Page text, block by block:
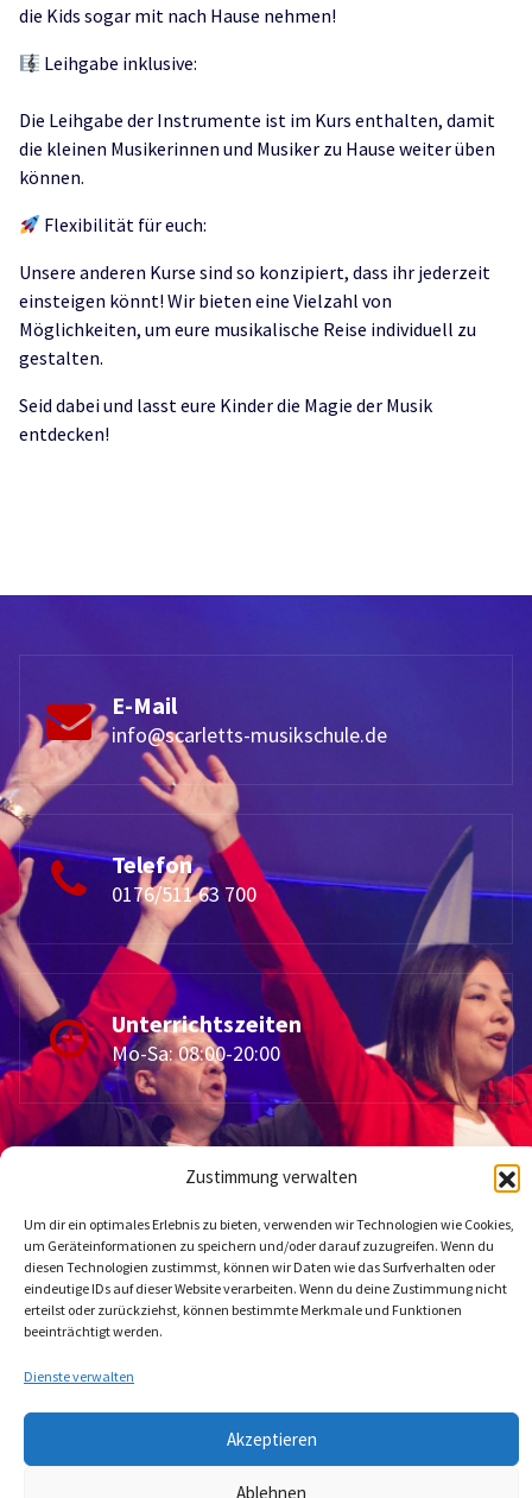
Zustimmung verwalten
Um dir ein optimales Erlebnis zu bieten, verwenden wir Technologien wie Cookies,
um Geräteinformationen zu speichern und/oder darauf zuzugreifen. Wenn du
diesen Technologien zustimmst, können wir Daten wie das Surfverhalten oder
eindeutige IDs auf dieser Website verarbeiten. Wenn du deine Zustimmung nicht
erteilst oder zurückziehst, können bestimmte Merkmale und Funktionen
beeinträchtigt werden.
Dienste verwalten
Akzeptieren
Ablehnen
die Kids sogar mit nach Hause nehmen!
Leihgabe inklusive:
Die Leihgabe der Instrumente ist im Kurs enthalten, damit
die kleinen Musikerinnen und Musiker zu Hause weiter üben
können.
Flexibilität für euch:
Unsere anderen Kurse sind so konzipiert, dass ihr jederzeit
einsteigen könnt! Wir bieten eine Vielzahl von
Möglichkeiten, um eure musikalische Reise individuell zu
gestalten.
Seid dabei und lasst eure Kinder die Magie der Musik
entdecken!
E-Mail
info@scarletts-musikschule.de
Telefon
0176/511 63 700
Unterrichtszeiten
Mo-Sa: 08:00-20:00
Kontakt
Datenschutzerklärung
Impressum